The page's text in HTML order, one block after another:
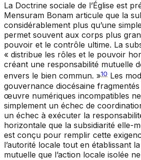
La Doctrine sociale de l’Église est
Mensuram Bonam articule que la
considérablement plus qu’une
permet souvent aux corps plus
pouvoir et le contrôle ultime. La
« distribue les rôles et le pouvoir
créant une responsabilité mutuelle
envers le bien commun. »10 Les
gouvernance diocésaine
œuvre numériques incompatibles
simplement un échec de
un échec à exécuter la
horizontale que la subsidiarité elle-
est conçu pour remplir cette
l’autorité locale tout en établissant
mutuelle que l’action locale isolée